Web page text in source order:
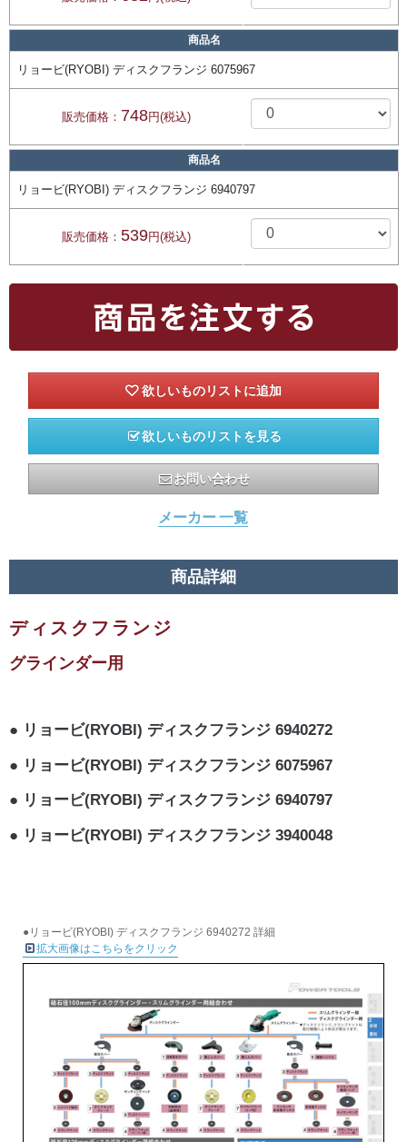
商品名
リョービ(RYOBI) ディスクフランジ 6075967
販売価格： 748円(税込)
商品名
リョービ(RYOBI) ディスクフランジ 6940797
販売価格： 539円(税込)
欲しいものリストを見る
お問い合わせ
メーカー 一覧
商品詳細
ディスクフランジ
グラインダー用
リョービ(RYOBI) ディスクフランジ 6940272
リョービ(RYOBI) ディスクフランジ 6075967
リョービ(RYOBI) ディスクフランジ 6940797
リョービ(RYOBI) ディスクフランジ 3940048
●リョービ(RYOBI) ディスクフランジ 6940272 詳細
拡大画像はこちらをクリック